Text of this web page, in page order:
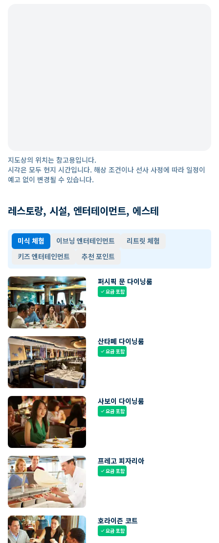
지도상의 위치는 참고용입니다.
시각은 모두 현지 시간입니다. 해상 조건이나 선사 사정에 따라 일정이
예고 없이 변경될 수 있습니다.
레스토랑, 시설, 엔터테이먼트, 에스테
미식 체험 이브닝 엔터테인먼트
리트릿 체험
키즈 엔터테인먼트
추천 포인트
퍼시픽 문 다이닝룸
check요금 포함
산타페 다이닝룸
check요금 포함
사보이 다이닝룸
check요금 포함
프레고 피자리아
check요금 포함
호라이즌 코트
check요금 포함